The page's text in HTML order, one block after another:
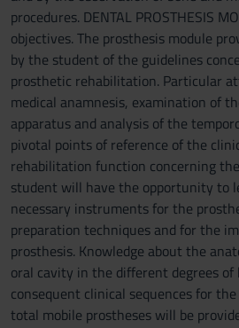
procedures. DENTAL PROSTHESIS
objectives. The prosthesis module
by the student of the guidelines
prosthetic rehabilitation. Particular
medical anamnesis, examination of
apparatus and analysis of the
pivotal points of reference of the
rehabilitation function concerning
student will have the opportunity to
necessary instruments for the
preparation techniques and for the
prosthesis. Knowledge about the
oral cavity in the different degrees of
consequent clinical sequences for
total mobile prostheses will be